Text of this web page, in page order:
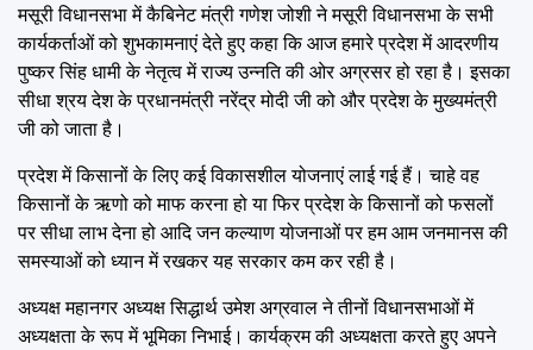
मसूरी विधानसभा में कैबिनेट मंत्री गणेश जोशी ने मसूरी विधानसभा के सभी
कार्यकर्ताओं को शुभकामनाएं देते हुए कहा कि आज हमारे प्रदेश में आदरणीय
पुष्कर सिंह धामी के नेतृत्व में राज्य उन्नति की ओर अग्रसर हो रहा है। इसका
सीधा श्रय देश के प्रधानमंत्री नरेंद्र मोदी जी को और प्रदेश के मुख्यमंत्री
जी को जाता है।
प्रदेश में किसानों के लिए कई विकासशील योजनाएं लाई गई हैं। चाहे वह
किसानों के ऋणो को माफ करना हो या फिर प्रदेश के किसानों को फसलों
पर सीधा लाभ देना हो आदि जन कल्याण योजनाओं पर हम आम जनमानस की
समस्याओं को ध्यान में रखकर यह सरकार कम कर रही है।
अध्यक्ष महानगर अध्यक्ष सिद्धार्थ उमेश अग्रवाल ने तीनों विधानसभाओं में
अध्यक्षता के रूप में भूमिका निभाई। कार्यक्रम की अध्यक्षता करते हुए अपने